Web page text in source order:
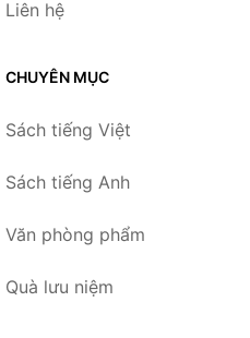
Liên hệ
CHUYÊN MỤC
Sách tiếng Việt
Sách tiếng Anh
Văn phòng phẩm
Quà lưu niệm